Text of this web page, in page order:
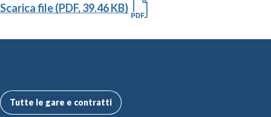
Scarica file (PDF, 39.46 KB)
Tutte le gare e contratti